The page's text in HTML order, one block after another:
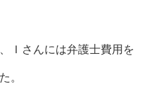
Ｉさんには弁護士費用を
。